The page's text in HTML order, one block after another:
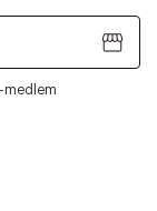
medlem